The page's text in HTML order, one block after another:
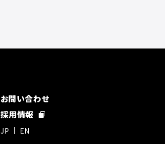
お問い合わせ
採用情報
JP EN